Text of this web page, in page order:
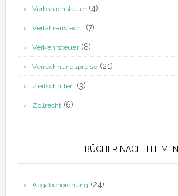
Verbrauchsteuer(4)
Verfahrensrecht(7)
Verkehrsteuer(8)
Verrechnungspreise(21)
Zeitschriften (3)
Zollrecht(6)
BÜCHER NACH THEMEN
Abgabenordnung (24)